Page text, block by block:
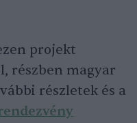
projekt
részben magyar
részletek és a